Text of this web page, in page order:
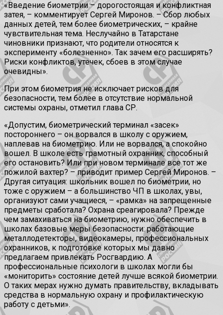
«Введение биометрии – дорогостоящая и конфликтная
затея, – комментирует Сергей Миронов. – Сбор любых
данных детей, тем более биометрических, – крайне
чувствительная тема. Неслучайно в Татарстане
чиновники признают, что родители относятся к
эксперименту «болезненно». Так зачем его расширять?
Риски конфликтов, утечек, сбоев в этом случае
очевидны».
При этом биометрия не исключает рисков для
безопасности, тем более в отсутствие нормальной
системы охраны, отметил глава СР.
«Допустим, биометрический терминал «засек»
постороннего – он ворвался в школу с оружием,
наплевав на биометрию. Или не ворвался, а спокойно
вошел. В школе есть грамотный охранник, способный
его остановить? Или при новом терминале все тот же
пожилой вахтер? – приводит пример Сергей Миронов. –
Другая ситуация: школьник вошел по биометрии, но
тоже с оружием – а большинство ЧП в школах, увы,
организуют сами учащиеся, – «рамка» на запрещенные
предметы сработала? Охрана среагировала? Прежде
чем замахиваться на биометрию, нужно обеспечить в
школах базовые меры безопасности: работающие
металлодетекторы, видеокамеры, профессиональных
охранников, к подготовке которых мы давно
предлагаем привлекать Росгвардию. А
профессиональные психологи в школах могли бы
«мониторить» состояние детей лучше всякой биометрии.
О таких мерах нужно думать правительству, вкладывать
средства в нормальную охрану и профилактическую
работу с детьми».